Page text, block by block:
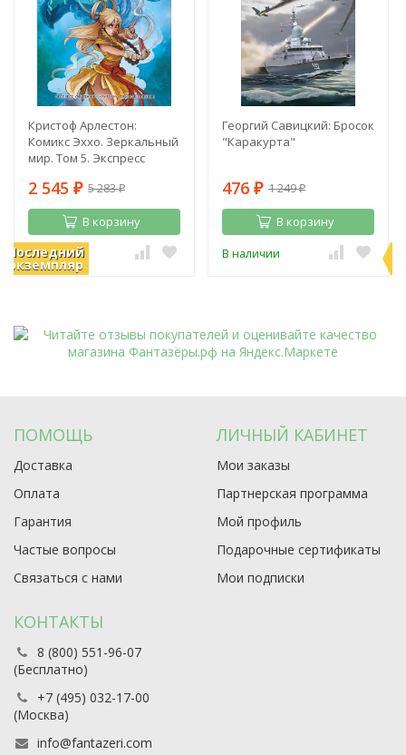
Последний
экземпляр
Кристоф Арлестон:
Комикс Эххо. Зеркальный
мир. Том 5. Экспресс
Призрак в Пекине
2 545 ₽ 5 283₽
В корзину
В наличии
Георгий Савицкий: Бросок
"Каракурта"
476 ₽ 1 249₽
В корзину
В наличии
ПОМОЩЬ
Доставка
Оплата
Гарантия
Частые вопросы
Связаться с нами
ЛИЧНЫЙ КАБИНЕТ
Мои заказы
Партнерская программа
Мой профиль
Подарочные сертификаты
Мои подписки
КОНТАКТЫ
8 (800) 551-96-07
(Бесплатно)
+7 (495) 032-17-00
(Москва)
info@fantazeri.com